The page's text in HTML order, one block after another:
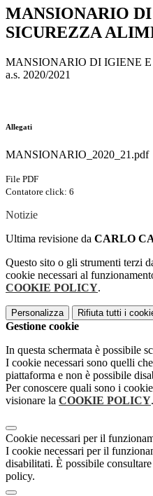
MANSIONARIO
SICUREZZA
MANSIONARIO DI IGIENE
a.s. 2020/2021
Allegati
MANSIONARIO_2020_21.pdf
File PDF
Contatore click: 6
Notizie
Ultima revisione da CARLO
Questo sito o gli strumenti terzi
cookie necessari al
COOKIE POLICY.
Personalizza Rifiuta tutti i
Gestione cookie
In questa schermata è possibile
I cookie necessari sono quelli
piattaforma e non è possibile
Per conoscere quali sono i
visionare la COOKIE POLICY.
Cookie necessari per il
I cookie necessari per il
disabilitati. È possibile
policy.